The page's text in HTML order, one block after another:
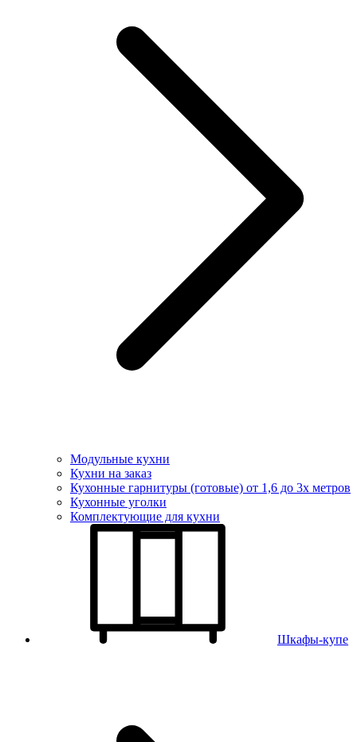
Модульные кухни
Кухни на заказ
Кухонные гарнитуры (готовые) от 1,6 до 3х метров
Кухонные уголки
Комплектующие для кухни
Шкафы-купе